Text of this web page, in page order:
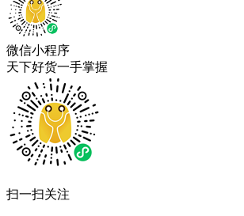
微信小程序
天下好货一手掌握
扫一扫关注